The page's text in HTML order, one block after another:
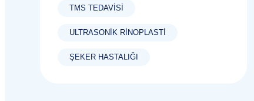
TMS TEDAVISI
ULTRASONIK RINOPLASTI
ŞEKER HASTALIĞI